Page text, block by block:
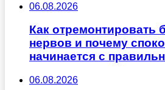
06.08.2026
Как отремонтировать
нервов и почему
начинается с
06.08.2026